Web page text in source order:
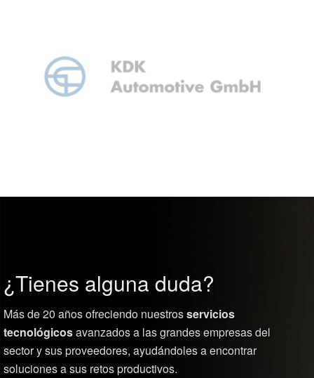
¿Tienes alguna duda?
Más de 20 años ofreciendo nuestrosservicios
tecnológicosavanzados a las grandes empresas del
sector y sus proveedores, ayudándoles a encontrar
soluciones a sus retos productivos.